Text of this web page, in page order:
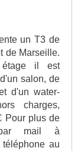
un T3 de
de Marseille.
étage il est
salon, de
d'un water-
charges,
Pour plus de
par mail à
au